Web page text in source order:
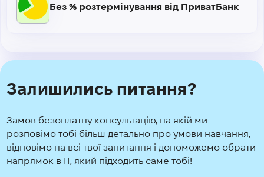
Без % розтермінування від ПриватБанк
Залишились питання?
Замов безоплатну консультацію, на якій ми
розповімо тобі більш детально про умови навчання,
відповімо на всі твої запитання і допоможемо обрати
напрямок в IT, який підходить саме тобі!